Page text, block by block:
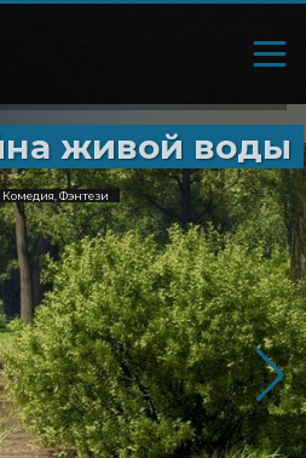
живой воды
Фэнтези